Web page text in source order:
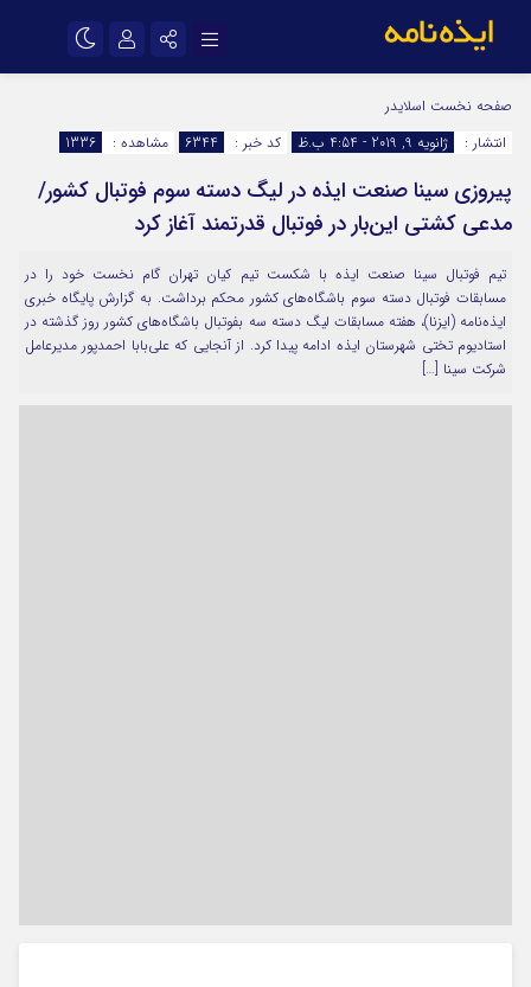
اینستاگرام
سروش
ایتا
آپارات
اپلیکیشن رمز عبور
مرا به خاطر بسپار
صفحه نخست اسلایدر
انتشار :
ژانویه 9, 2019 - 4:54 ب.ظ کد خبر : 6344 مشاهده : 1336
پیروزی سینا صنعت ایذه در لیگ دسته سوم فوتبال کشور/
مدعی کشتی این‌بار در فوتبال قدرتمند آغاز کرد
تیم فوتبال سینا صنعت ایذه با شکست تیم کیان تهران گام نخست خود را در
مسابقات فوتبال دسته سوم باشگاه‌های کشور محکم برداشت. به گزارش پایگاه خبری
ایذه‌نامه (ایزنا)، هفته مسابقات لیگ دسته سه بفوتبال باشگاه‌های کشور روز گذشته در
استادیوم تختی شهرستان ایذه ادامه پیدا کرد. از آنجایی که علی‌بابا احمدپور مدیرعامل
شرکت سینا […]